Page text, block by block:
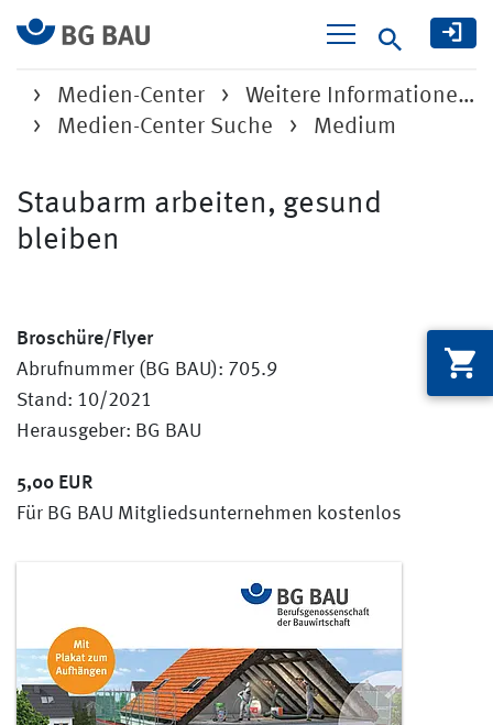
Suche
Medien-Center
Weitere Informatione…
Medien-Center Suche
Medium
Staubarm arbeiten, gesund
bleiben
Broschüre/Flyer
Abrufnummer (BG BAU): 705.9
Stand: 10/2021
Herausgeber: BG BAU
5,00 EUR
Für BG BAU Mitgliedsunternehmen kostenlos